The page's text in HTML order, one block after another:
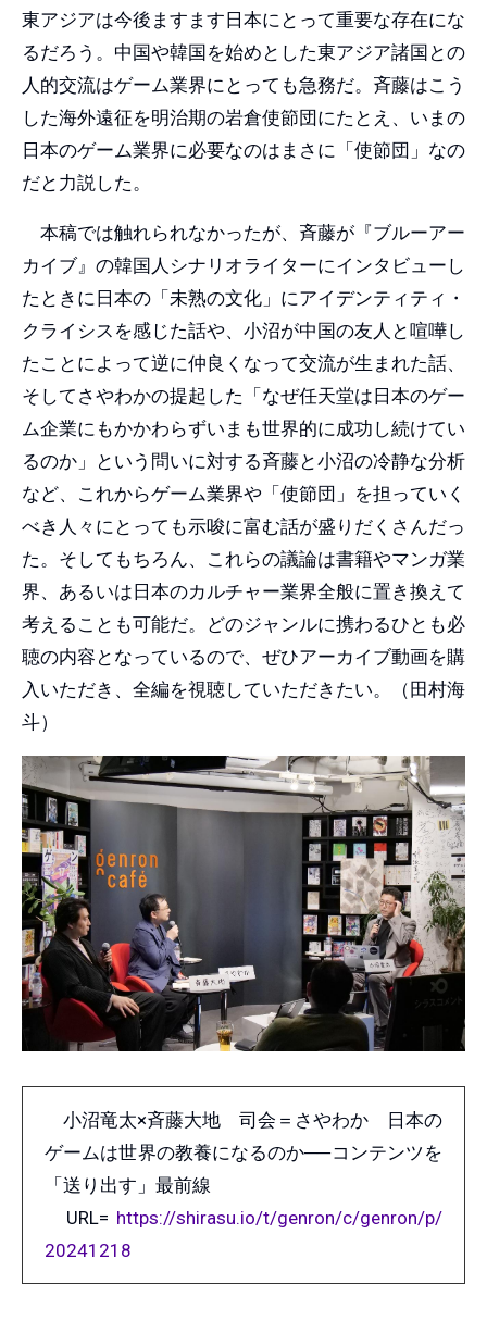
東アジアは今後ますます日本にとって重要な存在にな
るだろう。中国や韓国を始めとした東アジア諸国との
人的交流はゲーム業界にとっても急務だ。斉藤はこう
した海外遠征を明治期の岩倉使節団にたとえ、いまの
日本のゲーム業界に必要なのはまさに「使節団」なの
だと力説した。
本稿では触れられなかったが、斉藤が『ブルーアー
カイブ』の韓国人シナリオライターにインタビューし
たときに日本の「未熟の文化」にアイデンティティ・
クライシスを感じた話や、小沼が中国の友人と喧嘩し
たことによって逆に仲良くなって交流が生まれた話、
そしてさやわかの提起した「なぜ任天堂は日本のゲー
ム企業にもかかわらずいまも世界的に成功し続けてい
るのか」という問いに対する斉藤と小沼の冷静な分析
など、これからゲーム業界や「使節団」を担っていく
べき人々にとっても示唆に富む話が盛りだくさんだっ
た。そしてもちろん、これらの議論は書籍やマンガ業
界、あるいは日本のカルチャー業界全般に置き換えて
考えることも可能だ。どのジャンルに携わるひとも必
聴の内容となっているので、ぜひアーカイブ動画を購
入いただき、全編を視聴していただきたい。（田村海
斗）
小沼竜太×斉藤大地 司会＝さやわか 日本の
ゲームは世界の教養になるのか──コンテンツを
「送り出す」最前線
URL= https://shirasu.io/t/genron/c/genron/p/
20241218